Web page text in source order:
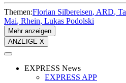
Themen:Florian Silbereisen ARD
Mai Rhein Lukas Podolski
Mehr anzeigen
ANZEIGE X
EXPRESS News
EXPRESS APP